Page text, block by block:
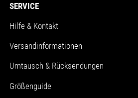
SERVICE
Hilfe & Kontakt
Versandinformationen
Umtausch & Rücksendungen
Größenguide